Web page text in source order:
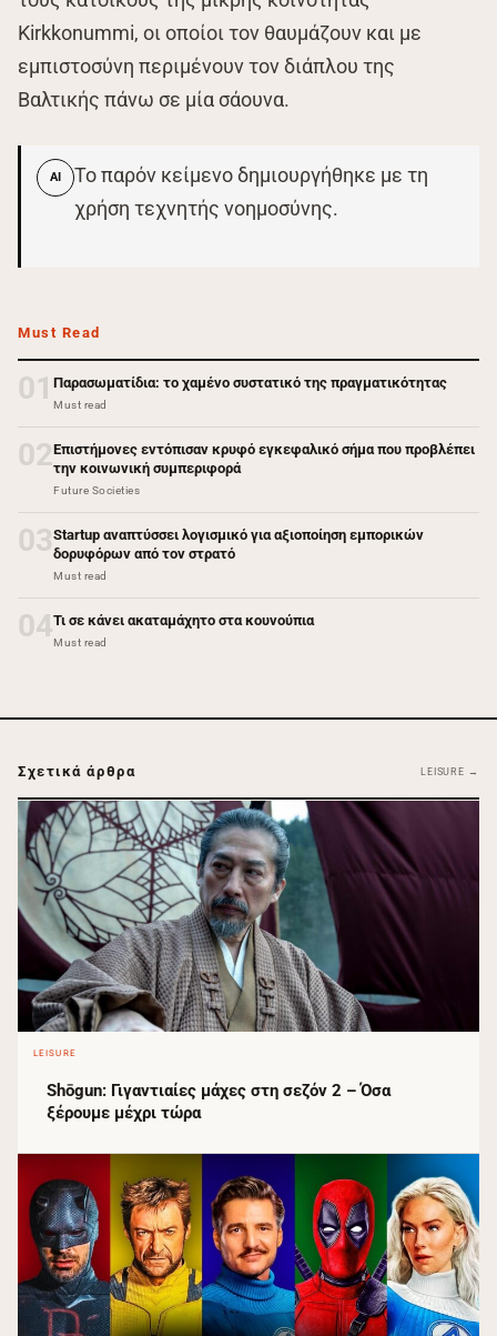
Kirkkonummi, οι οποίοι τον θαυμάζουν και με
εμπιστοσύνη περιμένουν τον διάπλου της
Βαλτικής πάνω σε μία σάουνα.
AI
Το παρόν κείμενο δημιουργήθηκε με τη
χρήση τεχνητής νοημοσύνης.
Must Read
01 Παρασωματίδια: το χαμένο συστατικό της πραγματικότητας
Must read
02Επιστήμονες εντόπισαν κρυφό εγκεφαλικό σήμα που προβλέπει
την κοινωνική συμπεριφορά
Future Societies
03Startup αναπτύσσει λογισμικό για αξιοποίηση εμπορικών
δορυφόρων από τον στρατό
Must read
04Τι σε κάνει ακαταμάχητο στα κουνούπια
Must read
Σχετικά άρθρα LEISURE →
LEISURE
Shōgun: Γιγαντιαίες μάχες στη σεζόν 2 – Όσα
ξέρουμε μέχρι τώρα